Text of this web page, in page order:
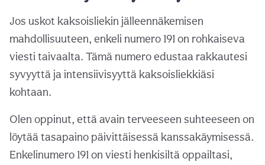
Jos uskot kaksoisliekin jälleennäkemisen
mahdollisuuteen, enkeli numero 191 on rohkaiseva
viesti taivaalta. Tämä numero edustaa rakkautesi
syvyyttä ja intensiivisyyttä kaksoisliekkiäsi
kohtaan.
Olen oppinut, että avain terveeseen suhteeseen on
löytää tasapaino päivittäisessä kanssakäymisessä.
Enkelinumero 191 on viesti henkisiltä oppailtasi,